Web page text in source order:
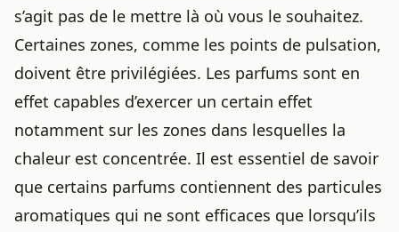
s’agit pas de le mettre là où vous le souhaitez.
Certaines zones, comme les points de pulsation,
doivent être privilégiées. Les parfums sont en
effet capables d’exercer un certain effet
notamment sur les zones dans lesquelles la
chaleur est concentrée. Il est essentiel de savoir
que certains parfums contiennent des particules
aromatiques qui ne sont efficaces que lorsqu’ils